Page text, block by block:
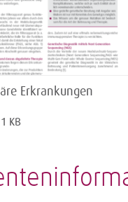
Erkrankungen
KB